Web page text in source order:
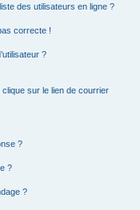
des utilisateurs en ligne ?
correcte !
?
clique sur le lien de courrier
?
?
?